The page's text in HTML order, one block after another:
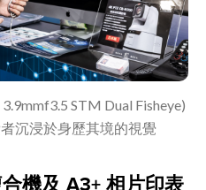
STM Dual Fisheye)
沉浸於身歷其境的視覺
機及 A3+ 相片印表